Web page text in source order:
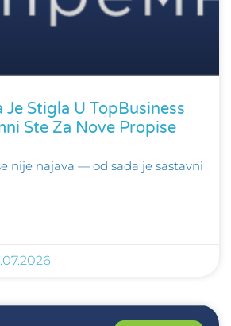
Stigla U TopBusiness
Ste Za Nove Propise
nije najava — od sada je sastavni